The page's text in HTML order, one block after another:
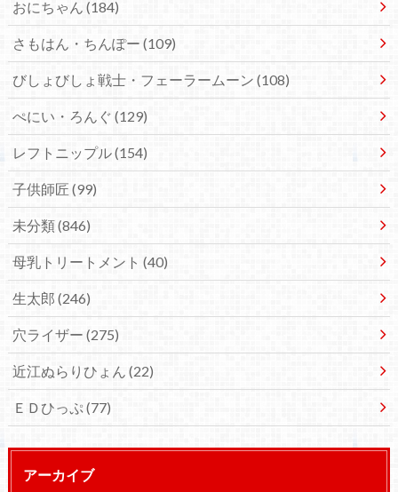
おにちゃん (184)
さもはん・ちんぽー (109)
びしょびしょ戦士・フェーラームーン (108)
ぺにい・ろんぐ (129)
レフトニップル(154)
子供師匠 (99)
未分類(846)
母乳トリートメント (40)
生太郎 (246)
穴ライザー (275)
近江ぬらりひょん (22)
ＥＤひっぷ(77)
アーカイブ